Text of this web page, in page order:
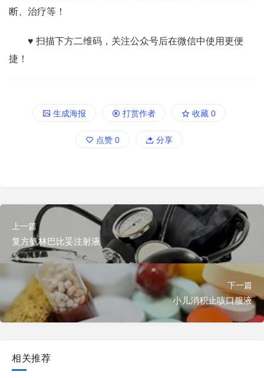
断、治疗等！
♥ 扫描下方二维码，关注公众号后在微信中使用更便
捷！
生成海报 打赏作者 收藏 0
点赞 0 分享
上一篇
复方氨林巴比妥注射液
下一篇
小儿消积止咳口服液
相关推荐